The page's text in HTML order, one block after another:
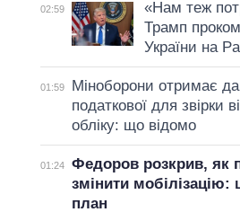
02:59
«Нам теж
Трамп
України на
01:59
Міноборони отримає
податкової для звірки
обліку: що відомо
01:24
Федоров розкрив, як
змінити
план